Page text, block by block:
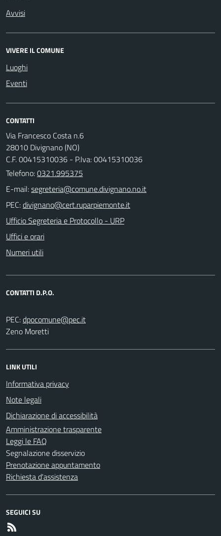
Avvisi
VIVERE IL COMUNE
Luoghi
Eventi
CONTATTI
Via Francesco Costa n.6
28010 Divignano (NO)
C.F. 00415310036 - P.Iva: 00415310036
Telefono:0321.995375
E-mail:
PEC:
Ufficio Segreteria e Protocollo - URP
Uffici e orari
Numeri utili
CONTATTI D.P.O.
PEC:
Zeno Moretti
LINK UTILI
Informativa privacy
Note legali
Dichiarazione di accessibilità
Amministrazione trasparente
Leggi le FAQ
Segnalazione disservizio
Prenotazione appuntamento
Richiesta d'assistenza
SEGUICI SU